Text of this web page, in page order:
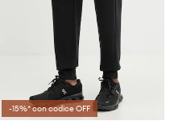
-15%* con codice OFF